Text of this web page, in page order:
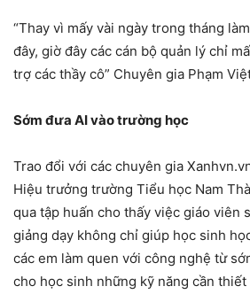
“Thay vì mấy vài ngày trong tháng
đây, giờ đây các cán bộ quản lý chỉ
trợ các thầy cô” Chuyên gia Phạm
Sớm đưa AI vào trường học
Trao đổi với các chuyên gia
Hiệu trưởng trường Tiểu học Nam
qua tập huấn cho thấy việc giáo viên
giảng dạy không chỉ giúp học sinh
các em làm quen với công nghệ từ
cho học sinh những kỹ năng cần